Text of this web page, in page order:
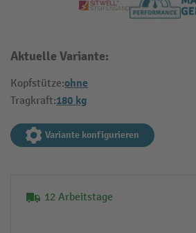
Aktuelle Variante:
Kopfstütze:ohne
Tragkraft:180 kg
Variante konfigurieren
12 Arbeitstage